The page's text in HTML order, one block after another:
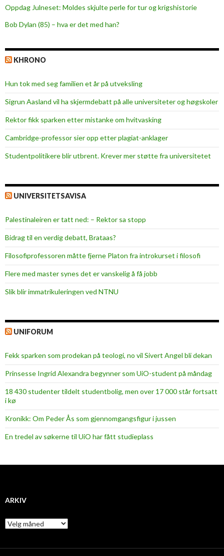
Oppdag Julneset: Moldes skjulte perle for tur og krigshistorie
Bob Dylan (85) – hva er det med han?
KHRONO
Hun tok med seg familien et år på utveksling
Sigrun Aasland vil ha skjerm­debatt på alle universiteter og høgskoler
Rektor fikk sparken etter mistanke om hvitvasking
Cambridge-professor sier opp etter plagiat-anklager
Studentpolitikere blir utbrent. Krever mer støtte fra universitetet
UNIVERSITETSAVISA
Palestinaleiren er tatt ned: – Rektor sa stopp
Bidrag til en verdig debatt, Brataas?
Filosofiprofessoren måtte fjerne Platon fra introkurset i filosofi
Flere med master synes det er vanskelig å få jobb
Slik blir immatrikuleringen ved NTNU
UNIFORUM
Fekk sparken som prodekan på teologi, no vil Sivert Angel bli dekan
Prinsesse Ingrid Alexandra begynner som UiO-student på måndag
18 430 studenter tildelt studentbolig, men over 17 000 står fortsatt
i kø
Kronikk: Om Peder Ås som gjennomgangsfigur i jussen
En tredel av søkerne til UiO har fått studieplass
ARKIV
A
r
i